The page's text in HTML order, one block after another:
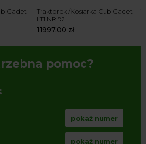
Cadet
Traktorek /Kosiarka Cub Cadet
LT1 NR 92
11997,00 zł
pomoc?
pokaż numer
pokaż numer